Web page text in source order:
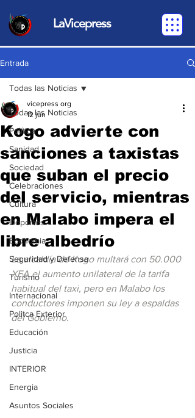
LaVicepress
Entrada
Todas las Noticias
Política
Sanidad
Sociedad
Celebraciones
Cultura
Deportes
Economia
Seguridad y Defensa
Turismo
Internacional
Politca Exterior
Educación
Justicia
INTERIOR
Energia
Asuntos Sociales
Todas las Noticias
Kogo advierte con
sanciones a taxistas
que suban el precio
del servicio, mientras
en Malabo impera el
libre albedrío
vicepress org
12 jun
La alcaldía de Kogo multará con 50.000
XFA el aumento unilateral de la tarifa
habitual del taxi, pero en Malabo los
conductores imponen su ley a espaldas
del Gobierno.